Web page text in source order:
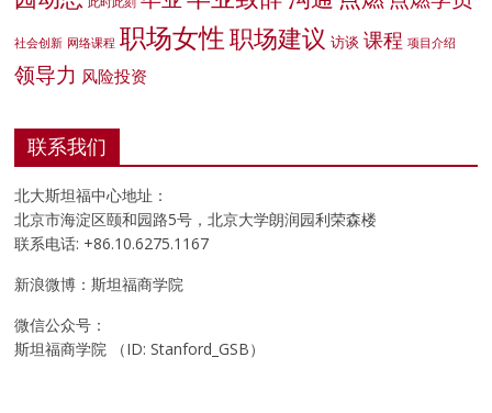
社会创新 网络课程 职场女性职场建议 访谈 课程 项目介绍
领导力 风险投资
联系我们
北大斯坦福中心地址：
北京市海淀区颐和园路5号，北京大学朗润园利荣森楼
联系电话: +86.10.6275.1167
新浪微博：斯坦福商学院
微信公众号：
斯坦福商学院 （ID: Stanford_GSB）